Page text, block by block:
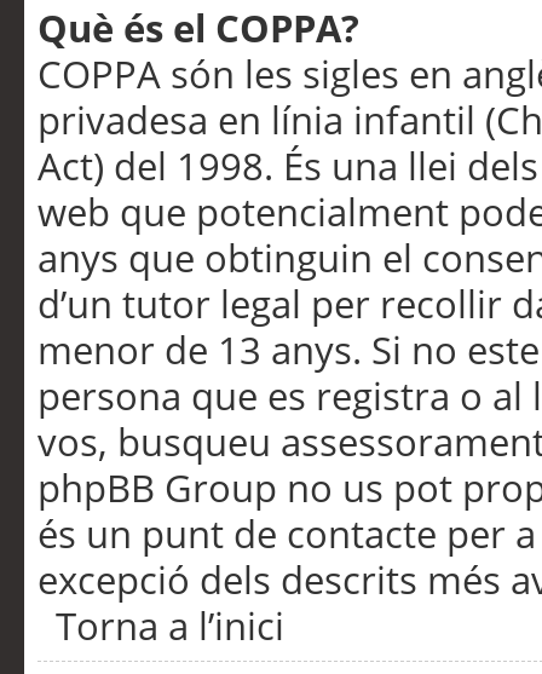
Què és el COPPA?
COPPA són les sigles en
privadesa en línia infantil
Act) del 1998. És una llei
web que potencialment
anys que obtinguin el
d’un tutor legal per recollir
menor de 13 anys. Si no
persona que es registra o
vos, busqueu
phpBB Group no us pot
és un punt de contacte per
excepció dels descrits més
Torna a l’inici